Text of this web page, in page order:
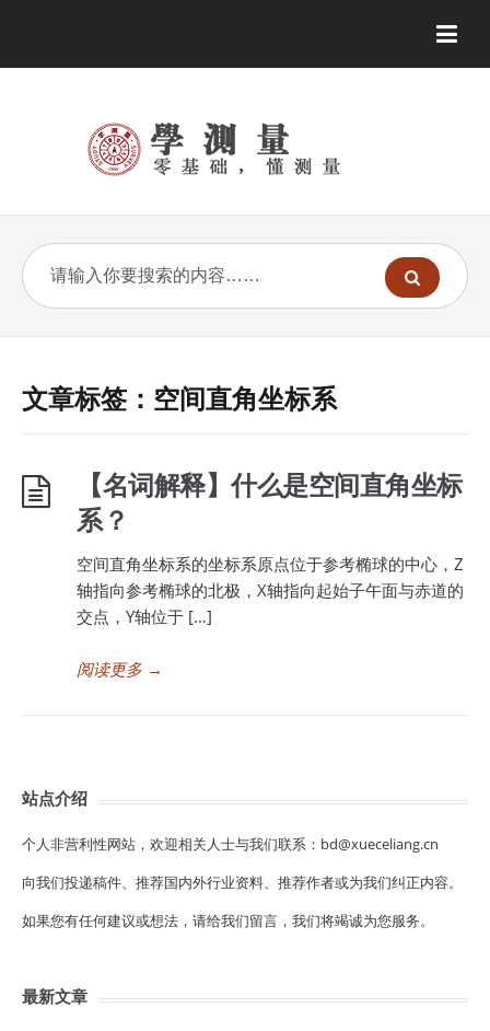
文章标签：空间直角坐标系
【名词解释】什么是空间直角坐标
系？
空间直角坐标系的坐标系原点位于参考椭球的中心，Z
轴指向参考椭球的北极，X轴指向起始子午面与赤道的
交点，Y轴位于 […]
阅读更多 →
站点介绍
个人非营利性网站，欢迎相关人士与我们联系：bd@xueceliang.cn
向我们投递稿件、推荐国内外行业资料、推荐作者或为我们纠正内容。
如果您有任何建议或想法，请给我们留言，我们将竭诚为您服务。
最新文章